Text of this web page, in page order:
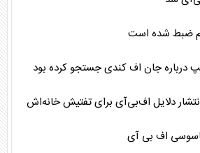
ضبط شده است
درباره جان اف کندی جستجو کرده بود
دلایل اف‌بی‌آی برای تفتیش خانه‌اش
اف بی آی